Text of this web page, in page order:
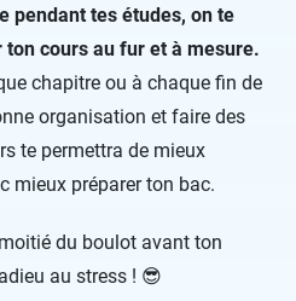
pendant tes études, on te
cours au fur et à mesure.
chapitre ou à chaque fin de
organisation et faire des
te permettra de mieux
mieux préparer ton bac.
du boulot avant ton
au stress ! 😎